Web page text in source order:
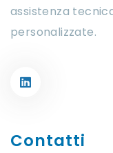
assistenza
personalizzate.
Contatti